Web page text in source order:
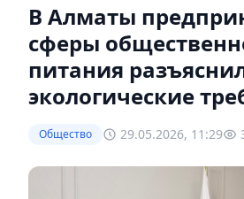
В Алматы
сферы
питания
экологические
Общество 29.05.2026, 11:29